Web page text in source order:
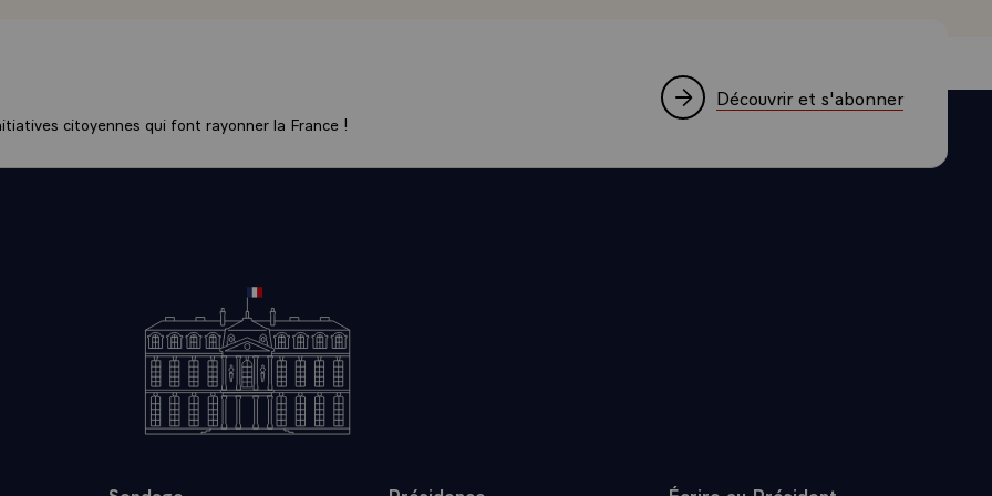
DE FIXER LA DIRECTION QUE NOUS AURONS A SUIVRE A
LA TACHE LA PLUS URGENTE CONSISTE A ASSURER LE
AINSI, LA CONFIANCE DES CONSOMMATEURS ET DES
SERA-T-ELLE RETABLIE. 6 - NOUS AVONS LA CONVICTION QUE
ACTUELLES SONT COMPATIBLES ET COMPLEMENTAIRES ET
EST BIEN ENGAGE. NOUS N'EN RECONNAISSONS PAS
DE RESTER VIGILANTS ET DE GARDER A NOS POLITIQUES LA
NECESSAIRE. NOUS NE PERMETTRONS PAS QUE LA
citoyennes qui font rayonner la France !
Découvrir et s'abonner